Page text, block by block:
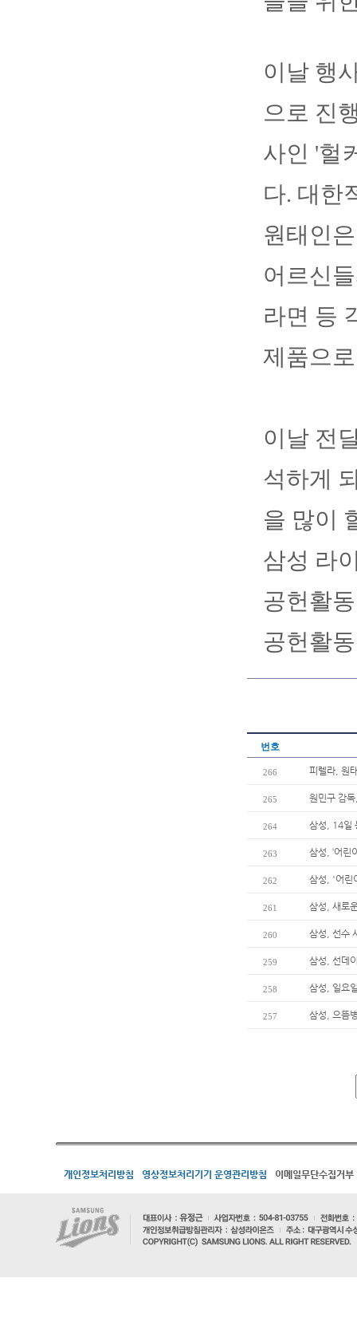
이날 행
으로 진
사인 '헐
다. 대한
원태인
어르신
라면 등
제품으
이날 전
석하게
을 많이
삼성 라
공헌활
공헌활
번호
266 피렐라, 원
265 원민구 감
264 삼성, 14일
263 삼성, ‘어린
262 삼성, '어린
261 삼성, 새로
260 삼성, 선수
259 삼성, 선데
258 삼성, 일요
257 삼성, 으뜸
개인정보처리방침 영상정보처리기기 운영관리방침 이메일무단수집거부